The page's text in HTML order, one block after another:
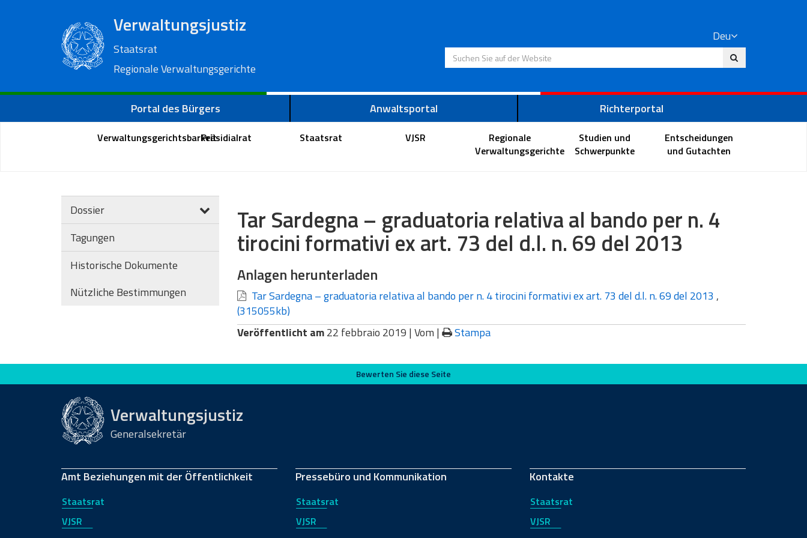
Verwaltungsjustiz
Staatsrat
Regionale Verwaltungsgerichte
Deu
Suchen Sie auf der Website
Portal des Bürgers Anwaltsportal Richterportal
VerwaltungsgerichtsbarkeitPräsidialrat Staatsrat VJSR
Regionale
Verwaltungsgerichte
Studien und
Schwerpunkte
Entscheidungen
und Gutachten
Dossier
Tagungen
Historische Dokumente
Nützliche Bestimmungen
Tar Sardegna – graduatoria relativa al bando per n. 4
tirocini formativi ex art. 73 del d.l. n. 69 del 2013
Anlagen herunterladen
Tar Sardegna – graduatoria relativa al bando per n. 4 tirocini formativi ex art. 73 del d.l. n. 69 del 2013 ,
(315055kb)
Veröffentlicht am22 febbraio 2019 | Vom | Stampa
Bewerten Sie diese Seite Bewerten Sie diese Seite
Verwaltungsjustiz
Generalsekretär
Amt Beziehungen mit der Öffentlichkeit
Staatsrat
VJSR
Pressebüro und Kommunikation
Staatsrat
VJSR
Kontakte
Staatsrat
VJSR